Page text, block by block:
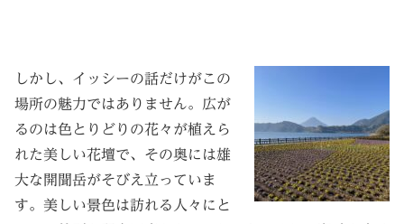
しかし、イッシーの話だけがこの
場所の魅力ではありません。広が
るのは色とりどりの花々が植えら
れた美しい花壇で、その奥には雄
大な開聞岳がそびえ立っていま
す。美しい景色は訪れる人々にと